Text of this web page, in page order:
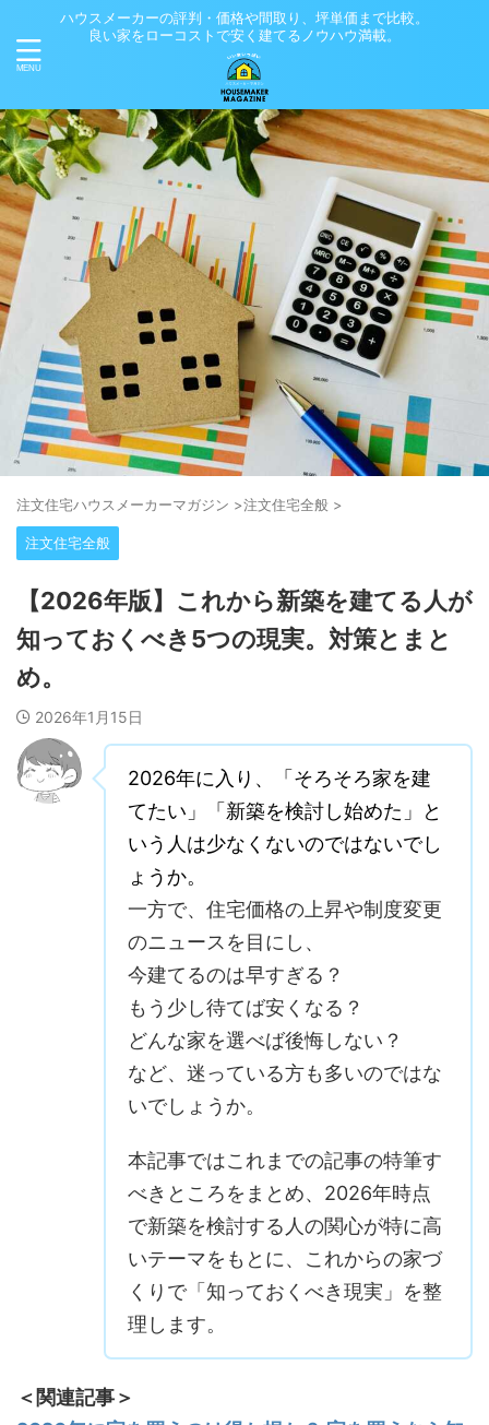
ハウスメーカーの評判・価格や間取り、坪単価まで比較。
良い家をローコストで安く建てるノウハウ満載。
注⽂住宅ハウスメーカーマガジン >注文住宅全般 >
注文住宅全般
【2026年版】これから新築を建てる人が
知っておくべき5つの現実。対策とまと
め。
2026年1月15日
2026年に入り、「そろそろ家を建
てたい」「新築を検討し始めた」と
いう人は少なくないのではないでし
ょうか。
一方で、住宅価格の上昇や制度変更
のニュースを目にし、
今建てるのは早すぎる？
もう少し待てば安くなる？
どんな家を選べば後悔しない？
など、迷っている方も多いのではな
いでしょうか。
本記事ではこれまでの記事の特筆す
べきところをまとめ、2026年時点
で新築を検討する人の関心が特に高
いテーマをもとに、これからの家づ
くりで「知っておくべき現実」を整
理します。
＜関連記事＞